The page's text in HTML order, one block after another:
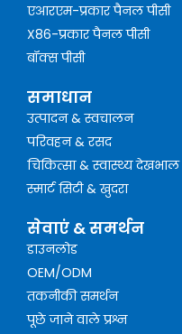
एआरएम-प्रकार पैनल पीसी
X86-प्रकार पैनल पीसी
बॉक्स पीसी
समाधान
उत्पादन & स्वचालन
परिवहन & रसद
चिकित्सा & स्वास्थ्य देखभाल
स्मार्ट सिटी & खुदरा
सेवाएं & समर्थन
डाउनलोड
OEM/ODM
तकनीकी समर्थन
पूछे जाने वाले प्रश्न